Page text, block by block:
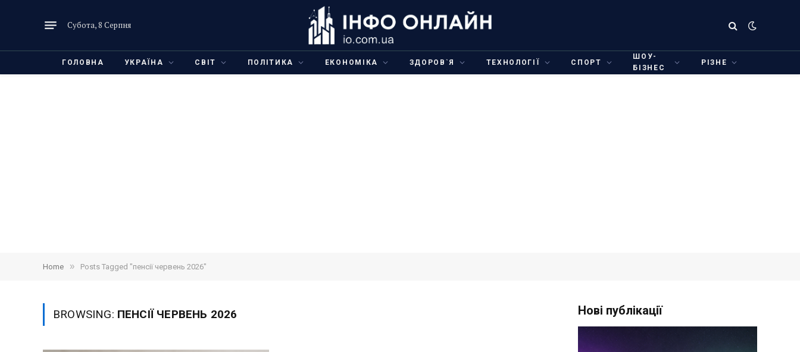
Субота, 8 Серпня
ГОЛОВНА УКРАЇНА СВІТ ПОЛІТИКА ЕКОНОМІКА ЗДОРОВ`Я ТЕХНОЛОГІЇ СПОРТ
ШОУ-
БІЗНЕС
РІЗНЕ
Home » Posts Tagged "пенсії червень 2026"
BROWSING: ПЕНСІЇ ЧЕРВЕНЬ 2026 Нові публікації